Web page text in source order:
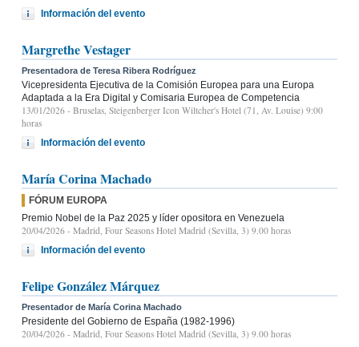
Información del evento
Margrethe Vestager
Presentadora de Teresa Ribera Rodríguez
Vicepresidenta Ejecutiva de la Comisión Europea para una Europa
Adaptada a la Era Digital y Comisaria Europea de Competencia
13/01/2026 - Bruselas, Steigenberger Icon Wiltcher's Hotel (71, Av. Louise) 9:00
horas
Información del evento
María Corina Machado
FÓRUM EUROPA
Premio Nobel de la Paz 2025 y líder opositora en Venezuela
20/04/2026 - Madrid, Four Seasons Hotel Madrid (Sevilla, 3) 9.00 horas
Información del evento
Felipe González Márquez
Presentador de María Corina Machado
Presidente del Gobierno de España (1982-1996)
20/04/2026 - Madrid, Four Seasons Hotel Madrid (Sevilla, 3) 9.00 horas